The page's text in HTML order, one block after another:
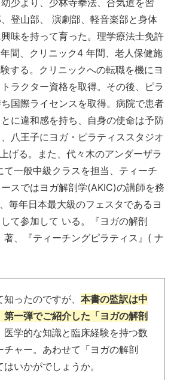
登山部、 演劇部、軽音楽部と身体
味を持って育った。理学療法士免許
間、クリニック4 年間、老人保健施
する。クリニックへの転職を機にヨ
ラクター資格を取得。その後、ピラ
国際ライセンスを取得。病院で患者
に違和感を持ち、自身の使命は予防
八王子にヨガ・ピラティススタジオ
げる。また、代々木のアンダーザラ
て一般中級クラスを担当、ティーチ
スではヨガ解剖学(AKIC)の講師を務
毎年日本最大級のフェスタであるヨ
て参加して いる。『ヨガの解剖
、『ティーチングピラティス』( ナ
ったのですが、 本書の監訳は中
第一弾でご紹介した「ヨガの解剖
医学的な知識と臨床経験を持つ数
チャー。あわせて「ヨガの解剖
いかがでしょうか。